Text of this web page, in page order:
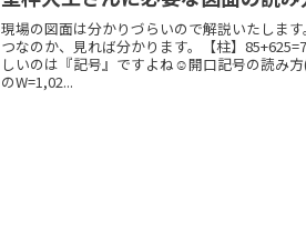
現場の図面は分かりづらいので解説いたしま
つなのか、見れば分かります。【柱】
しいのは『記号』ですよね☺︎開口記号の読み
のW=1,02...